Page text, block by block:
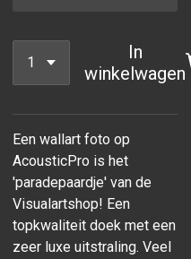
In
winkelwagen
Een wallart foto op
AcousticPro is het
'paradepaardje' van de
Visualartshop! Een
topkwaliteit doek met een
zeer luxe uitstraling. Veel